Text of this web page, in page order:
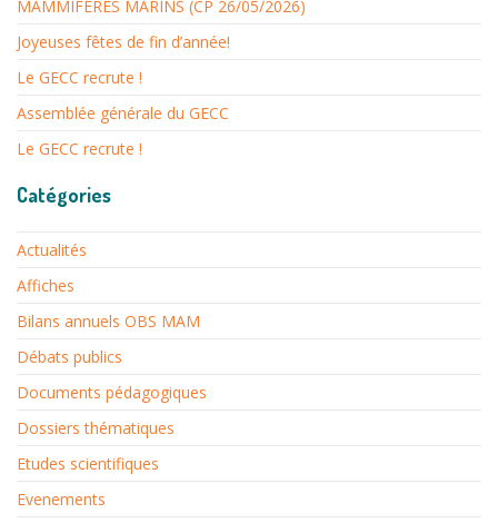
MAMMIFÈRES MARINS (CP 26/05/2026)
Joyeuses fêtes de fin d’année!
Le GECC recrute !
Assemblée générale du GECC
Le GECC recrute !
Catégories
Actualités
Affiches
Bilans annuels OBS MAM
Débats publics
Documents pédagogiques
Dossiers thématiques
Etudes scientifiques
Evenements